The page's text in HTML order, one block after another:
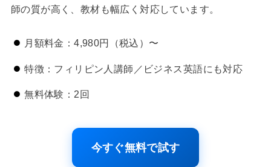
師の質が高く、教材も幅広く対応しています。
月額料金：4,980円（税込）〜
特徴：フィリピン人講師／ビジネス英語にも対応
無料体験：2回
今すぐ無料で試す